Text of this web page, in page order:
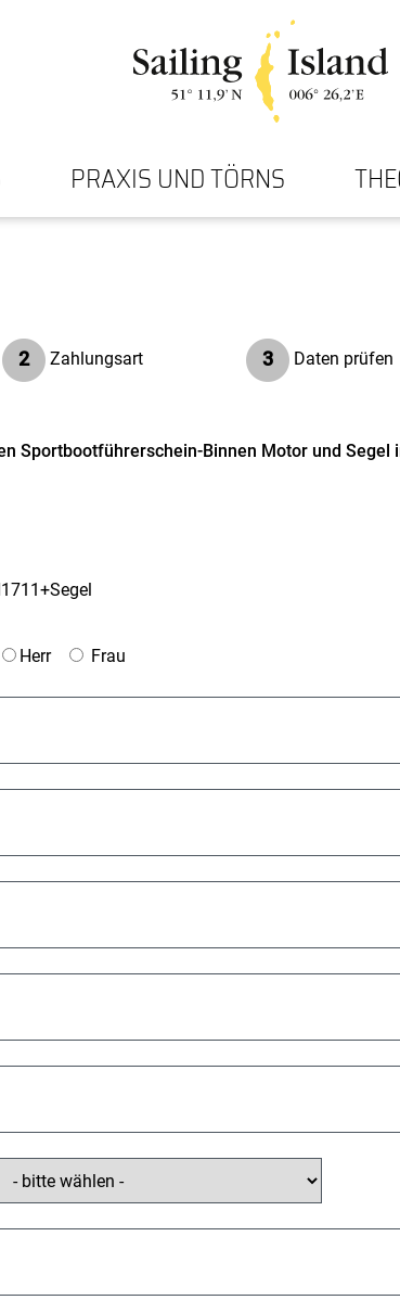
PRAXIS UND TÖRNS
2 Zahlungsart 3 Daten prüfen
Sportbootführerschein-Binnen Motor und Segel
Herr Frau